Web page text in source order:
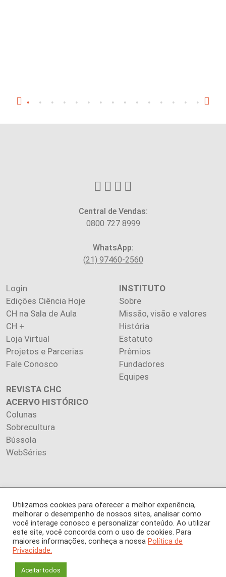
Central de Vendas:
0800 727 8999
WhatsApp:
(21) 97460-2560
Login
Edições Ciência Hoje
CH na Sala de Aula
CH +
Loja Virtual
Projetos e Parcerias
Fale Conosco
INSTITUTO
Sobre
Missão, visão e valores
História
Estatuto
Prêmios
Fundadores
Equipes
REVISTA CHC
ACERVO HISTÓRICO
Colunas
Sobrecultura
Bússola
WebSéries
Copyright 2026 INSTITUTO CIÊNCIA HOJE. Todos os direitos
reservados.
Os artigos publicados na revista refletem exclusivamente a
opinião de seus autores.
É proibida a reprodução, integral ou parcial, do conteúdo (imagens
Utilizamos cookies para oferecer a melhor experiência,
melhorar o desempenho de nossos sites, analisar como
você interage conosco e personalizar conteúdo. Ao utilizar
este site, você concorda com o uso de cookies. Para
maiores informações, conheça a nossa Política de
Privacidade.
Aceitar todos